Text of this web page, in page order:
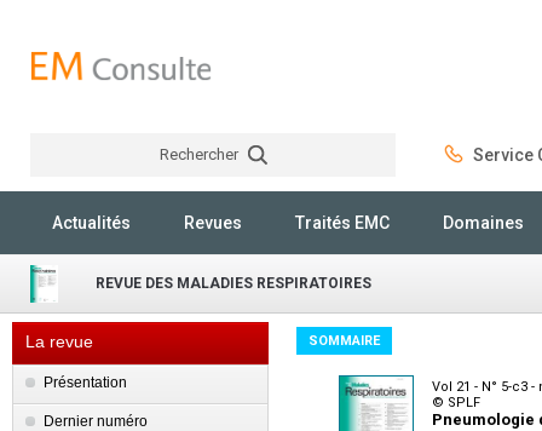
Rechercher Service
Actualités Revues Traités EMC Domaines
REVUE DES MALADIES RESPIRATOIRES
La revue
Présentation
Dernier numéro
SOMMAIRE
Vol 21 - N° 5-c3
© SPLF
Pneumologie